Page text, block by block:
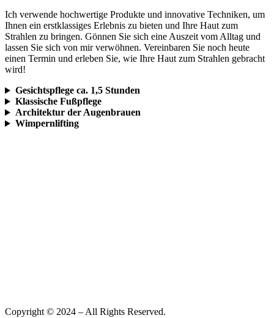
Ich verwende hochwertige Produkte und innovative Techniken, um
Ihnen ein erstklassiges Erlebnis zu bieten und Ihre Haut zum
Strahlen zu bringen. Gönnen Sie sich eine Auszeit vom Alltag und
lassen Sie sich von mir verwöhnen. Vereinbaren Sie noch heute
einen Termin und erleben Sie, wie Ihre Haut zum Strahlen gebracht
wird!
Gesichtspflege ca. 1,5 Stunden
Klassische Fußpflege
Architektur der Augenbrauen
Wimpernlifting
Copyright © 2024 – All Rights Reserved.